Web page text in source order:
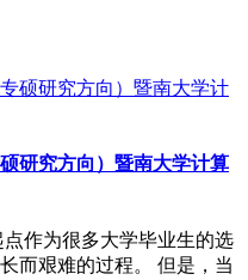
研究方向）暨南大学计算
作为很多大学毕业生的选
而艰难的过程。 但是，当